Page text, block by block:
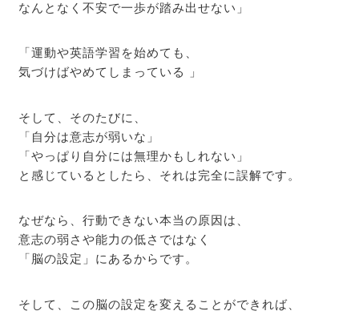
なんとなく不安で一歩が踏み出せない」
「運動や英語学習を始めても、
気づけばやめてしまっている 」
そして、そのたびに、
「自分は意志が弱いな」
「やっぱり自分には無理かもしれない」
と感じているとしたら、それは完全に誤解です。
なぜなら、行動できない本当の原因は、
意志の弱さや能力の低さではなく
「脳の設定」にあるからです。
そして、この脳の設定を変えることができれば、